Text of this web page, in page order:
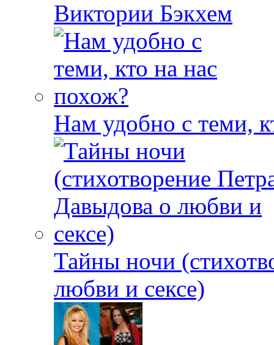
Виктории Бэкхем
Нам удобно с теми,
Тайны ночи
любви и сексе)